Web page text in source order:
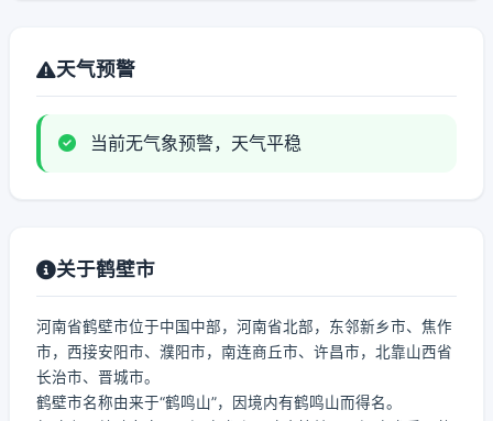
天气预警
当前无气象预警，天气平稳
关于鹤壁市
河南省鹤壁市位于中国中部，河南省北部，东邻新乡市、焦作
市，西接安阳市、濮阳市，南连商丘市、许昌市，北靠山西省
长治市、晋城市。
鹤壁市名称由来于“鹤鸣山”，因境内有鹤鸣山而得名。